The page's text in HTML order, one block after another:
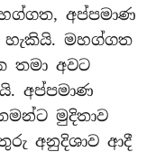
අප්පමාණ
හැකියි. මහග්ගත
තමා අවට
අප්පමාණ
මුදිතාව
අනුදිශාව ආදී